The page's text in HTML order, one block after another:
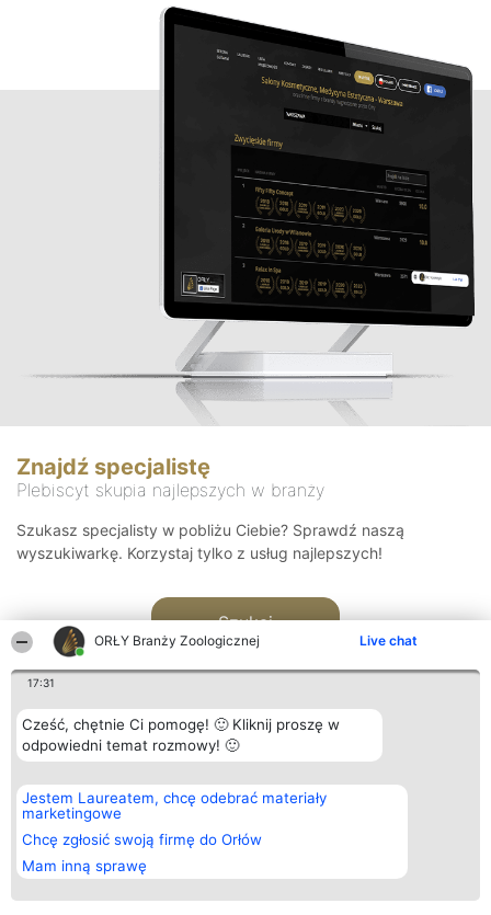
ORŁY Branży Zoologicznej Live chat
17:31
Cześć, chętnie Ci pomogę! 🙂 Kliknij proszę w
odpowiedni temat rozmowy! 🙂
Jestem Laureatem, chcę odebrać materiały
marketingowe
Chcę zgłosić swoją firmę do Orłów
Mam inną sprawę
Znajdź specjalistę
Plebiscyt skupia najlepszych w branży
Szukasz specjalisty w pobliżu Ciebie? Sprawdź naszą
wyszukiwarkę. Korzystaj tylko z usług najlepszych!
Szukaj
Organizator plebiscytu
Bright Side Solutions sp. z o.
o. sp. k.
ul. Ruska 22
Wrocław 50-079
KRS 0000749100 | Regon
381313360 | NIP 8943132676
Plebiscyt
Laureaci
wszystkich
Laureatów
Regulamin
Kontakt
Kontakt